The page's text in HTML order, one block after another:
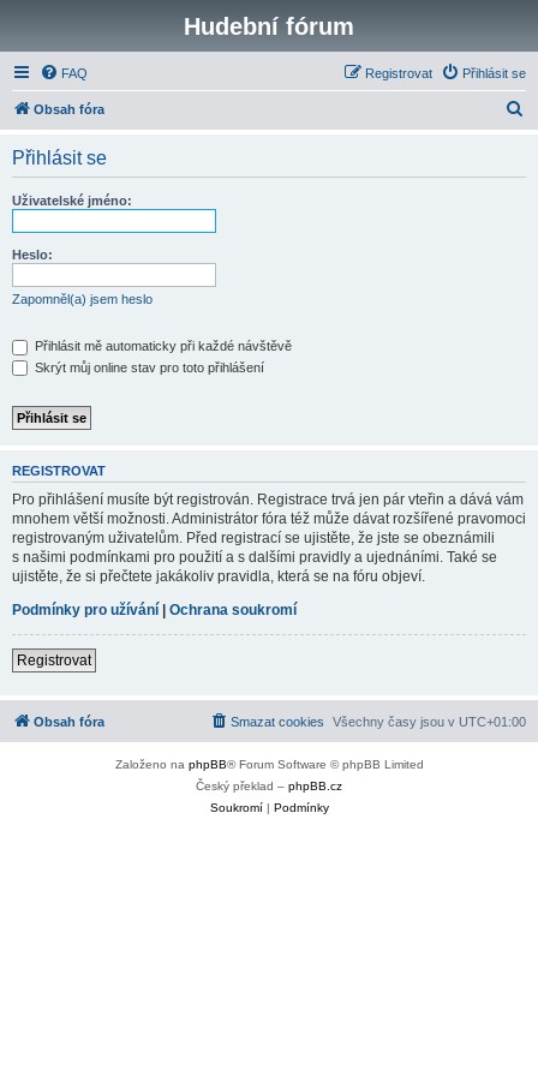
Hudební fórum
FAQ Přihlásit se
Registrovat
Obsah fóra
Přihlásit se
Uživatelské jméno:
Heslo:
Zapomněl(a) jsem heslo
Přihlásit mě automaticky při každé návštěvě
Skrýt můj online stav pro toto přihlášení
REGISTROVAT
Pro přihlášení musíte být registrován. Registrace trvá jen pár vteřin a dává vám
mnohem větší možnosti. Administrátor fóra též může dávat rozšířené pravomoci
registrovaným uživatelům. Před registrací se ujistěte, že jste se obeznámili
s našimi podmínkami pro použití a s dalšími pravidly a ujednáními. Také se
ujistěte, že si přečtete jakákoliv pravidla, která se na fóru objeví.
Podmínky pro užívání | Ochrana soukromí
Registrovat
Obsah fóra Všechny časy jsou v UTC+01:00
Smazat cookies
Založeno na phpBB® Forum Software © phpBB Limited
Český překlad – phpBB.cz
Soukromí| Podmínky